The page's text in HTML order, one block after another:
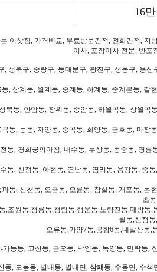
16
이삿짐, 가격비교, 무료방문견적, 전화견적,
이사, 포장이사 전문, 반포
, 성북구, 중랑구, 동대문구, 광진구, 성동구, 용
, 상계동, 월계동, 중계동, 하계동, 중계본동,
북동, 안암동, 장위동, 종암동, 하월곡동, 상월
동, 능동, 자양동, 중곡동, 화양동, 금호동, 마
동, 경희궁의아침, 내수동, 누상동, 동숭동, 명
동, 신정동, 아현동, 연남동, 염리동, 용강동, 중
동, 신천동, 오금동, 오륜동, 잠실동, 개포동,
초
,조원동,청룡동,청림동,행운동,노량진동,대방
월동,신정
오류동,가양7동,공항6동,내발산동,
가능동, 고산동, 금오동, 낙양동, 녹양동, 민락동,
동, 도농동, 별내동, 별내면, 삼패동, 수동면, 수